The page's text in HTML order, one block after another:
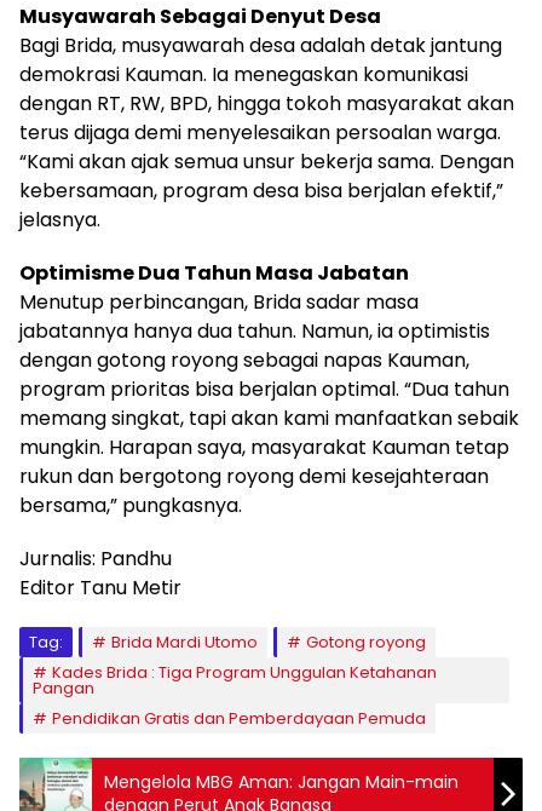
Musyawarah Sebagai Denyut Desa
Bagi Brida, musyawarah desa adalah detak jantung
demokrasi Kauman. Ia menegaskan komunikasi
dengan RT, RW, BPD, hingga tokoh masyarakat akan
terus dijaga demi menyelesaikan persoalan warga.
“Kami akan ajak semua unsur bekerja sama. Dengan
kebersamaan, program desa bisa berjalan efektif,”
jelasnya.
Optimisme Dua Tahun Masa Jabatan
Menutup perbincangan, Brida sadar masa
jabatannya hanya dua tahun. Namun, ia optimistis
dengan gotong royong sebagai napas Kauman,
program prioritas bisa berjalan optimal. “Dua tahun
memang singkat, tapi akan kami manfaatkan sebaik
mungkin. Harapan saya, masyarakat Kauman tetap
rukun dan bergotong royong demi kesejahteraan
bersama,” pungkasnya.
Jurnalis: Pandhu
Editor Tanu Metir
Tag: Brida Mardi Utomo
Gotong royong
Kades Brida : Tiga Program Unggulan Ketahanan
Pangan
Pendidikan Gratis dan Pemberdayaan Pemuda
Mengelola MBG Aman: Jangan Main-main
dengan Perut Anak Bangsa